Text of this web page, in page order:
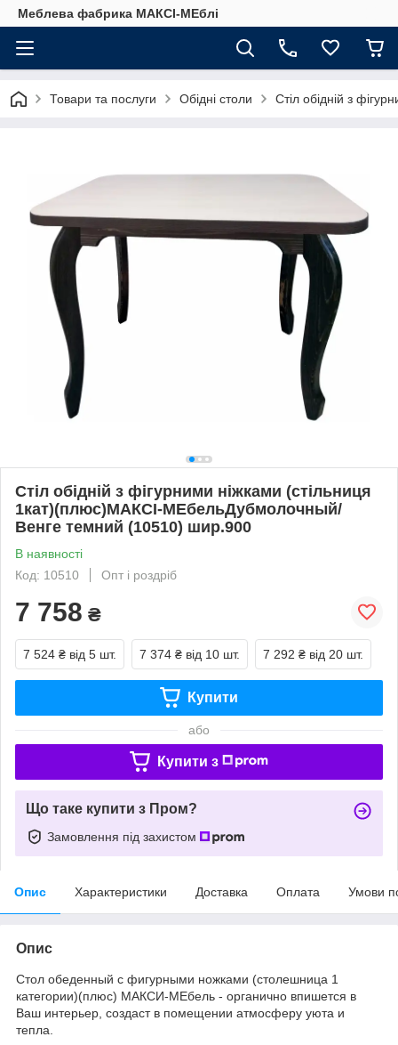
Меблева фабрика МАКСІ-МЕблі
Товари та послуги Обідні столи Стіл обідній з
Стіл обідній з фігурними ніжками (стільниця
1кат)(плюс)МАКСІ-МЕбельДубмолочный/
Венге темний (10510) шир.900
В наявності
Код: 10510
Опт і роздріб
7 758 ₴
7 524 ₴ від 5 шт. 7 374 ₴ від 10 шт. 7 292 ₴ від 20 шт.
Купити
або
Купити з
Що таке купити з Пром?
Замовлення під захистом
Опис Характеристики Доставка Оплата Умови
Опис
Стол обеденный с фигурными ножками (столешница 1
категории)(плюс) МАКСИ-МЕбель - органично впишется в
Ваш интерьер, создаст в помещении атмосферу уюта и
тепла.